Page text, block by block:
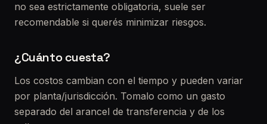
no sea estrictamente obligatoria, suele ser
recomendable si querés minimizar riesgos.
¿Cuánto cuesta?
Los costos cambian con el tiempo y pueden variar
por planta/jurisdicción. Tomalo como un gasto
separado del arancel de transferencia y de los